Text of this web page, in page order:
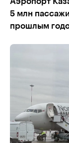
5 млн
прошлым